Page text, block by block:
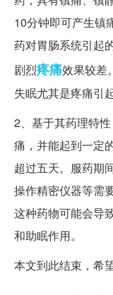
10分钟即可产生镇
药对胃肠系统引起
剧烈疼痛效果较差
失眠尤其是疼痛引
2、基于其药理特
痛，并能起到一定
超过五天。服药期
操作精密仪器等需
这种药物可能会导
和助眠作用。
本文到此结束，希